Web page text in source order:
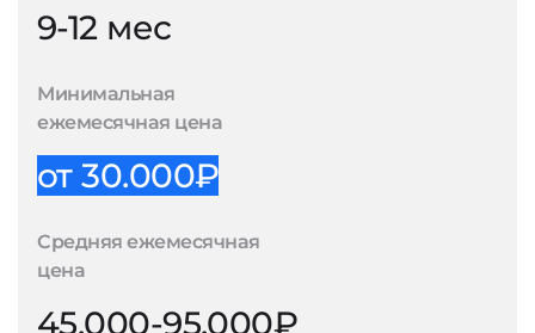
9-12 мес
Минимальная
ежемесячная цена
от 30.000₽
Средняя ежемесячная
цена
45.000-95.000₽